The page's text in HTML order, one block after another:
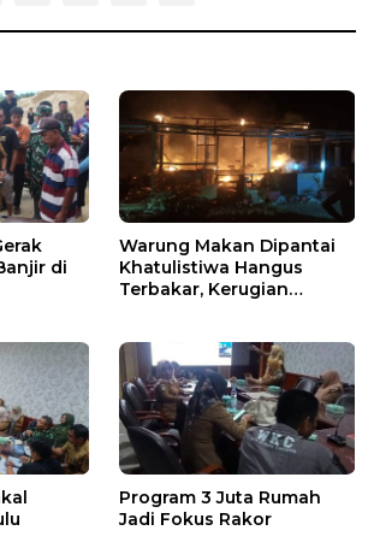
di
Warung Makan Dipantai
Khatulistiwa Hangus
Terbakar, Kerugian
Program 3 Juta Rumah
Jadi Fokus Rakor